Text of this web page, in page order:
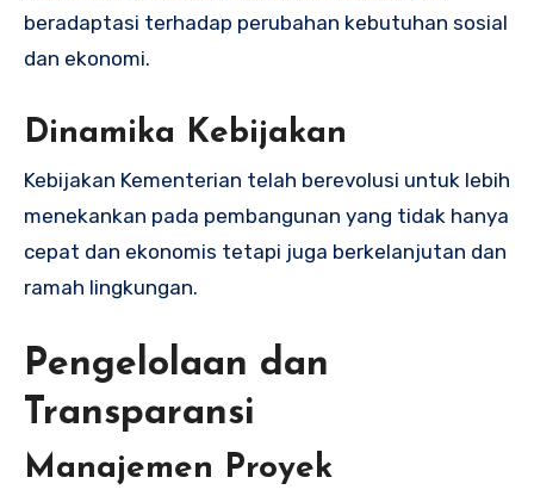
beradaptasi terhadap perubahan kebutuhan sosial
dan ekonomi.
Dinamika Kebijakan
Kebijakan Kementerian telah berevolusi untuk lebih
menekankan pada pembangunan yang tidak hanya
cepat dan ekonomis tetapi juga berkelanjutan dan
ramah lingkungan.
Pengelolaan dan
Transparansi
Manajemen Proyek